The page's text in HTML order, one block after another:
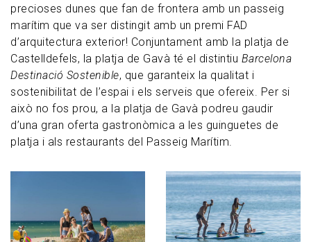
precioses dunes que fan de frontera amb un passeig
marítim que va ser distingit amb un premi FAD
d’arquitectura exterior! Conjuntament amb la platja de
Castelldefels, la platja de Gavà té el distintiu Barcelona
Destinació Sostenible, que garanteix la qualitat i
sostenibilitat de l’espai i els serveis que ofereix. Per si
això no fos prou, a la platja de Gavà podreu gaudir
d’una gran oferta gastronòmica a les guinguetes de
platja i als restaurants del Passeig Marítim.
Imagen